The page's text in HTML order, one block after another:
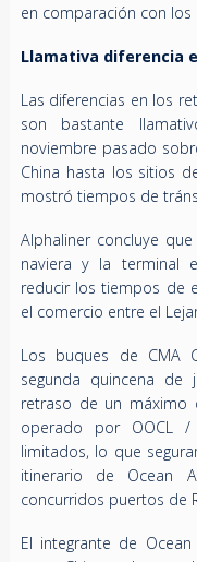
en comparación con
Llamativa diferencia
Las diferencias en los
son bastante
noviembre pasado
China hasta los sitios
mostró tiempos de
Alphaliner concluye
naviera y la terminal
reducir los tiempos de
el comercio entre el
Los buques de CMA
segunda quincena
retraso de un máximo
operado por OOCL /
limitados, lo que
itinerario de Ocean
concurridos puertos de
El integrante de